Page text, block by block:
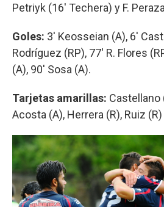
Petriyk (16' Techera) y F.
Goles: 3' Keosseian (A), 6'
Rodríguez (RP), 77' R. Flores
(A), 90' Sosa (A).
Tarjetas amarillas: Castellano
Acosta (A), Herrera (R), Ruiz